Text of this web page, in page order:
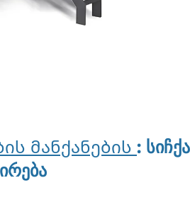
მანქანების :